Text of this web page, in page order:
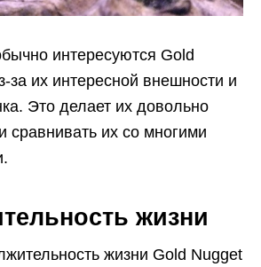
интересуются Gold
за их интересной внешности и
Это делает их довольно
сравнивать их со многими
жизни
жизни Gold Nugget